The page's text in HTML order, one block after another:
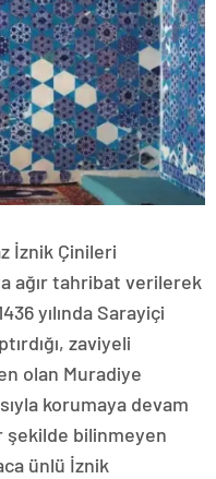
İznik Çinileri
ağır tahribat verilerek
yılında Sarayiçi
zaviyeli
olan Muradiye
korumaya devam
bilinmeyen
ünlü İznik